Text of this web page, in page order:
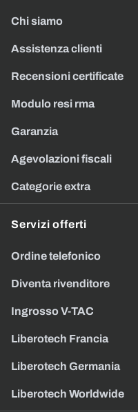
Chi siamo
Assistenza clienti
Recensioni certificate
Modulo resi rma
Garanzia
Agevolazioni fiscali
Categorie extra
Servizi offerti
Ordine telefonico
Diventa rivenditore
Ingrosso V-TAC
Liberotech Francia
Liberotech Germania
Liberotech Worldwide